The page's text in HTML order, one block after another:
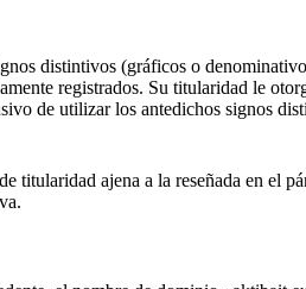
distintivos (gráficos o
registrados. Su titularidad le
de utilizar los antedichos signos
titularidad ajena a la reseñada en el